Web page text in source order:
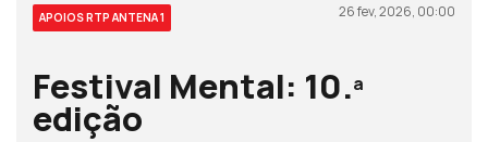
APOIOS RTP ANTENA 1 26 fev, 2026, 00:00
Festival Mental: 10.ª
edição